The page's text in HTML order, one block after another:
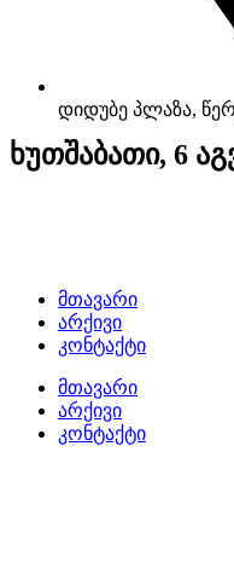
დიდუბე პლაზა,
ხუთშაბათი, 6
მთავარი
არქივი
კონტაქტი
მთავარი
არქივი
კონტაქტი